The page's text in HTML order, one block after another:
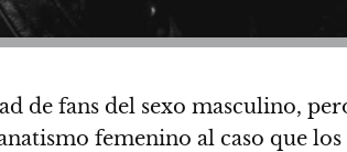
de fans del sexo masculino,
femenino al caso que